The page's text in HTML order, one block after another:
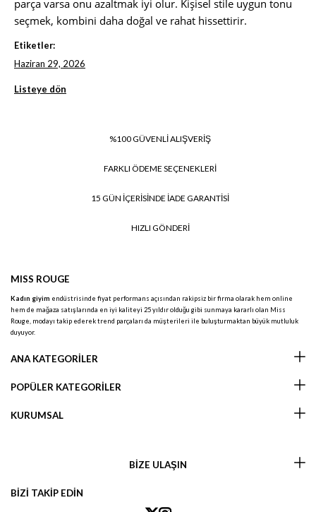
parça varsa onu azaltmak iyi olur. Kişisel stile uygun tonu
seçmek, kombini daha doğal ve rahat hissettirir.
Etiketler:
Haziran 29, 2026
Listeye dön
%100 GÜVENLİ ALIŞVERİŞ
FARKLI ÖDEME SEÇENEKLERİ
15 GÜN İÇERİSİNDE İADE GARANTİSİ
HIZLI GÖNDERİ
MISS ROUGE
Kadın giyim endüstrisinde fiyat performans açısından rakipsiz bir firma olarak hem online
hem de mağaza satışlarında en iyi kaliteyi 25 yıldır olduğu gibi sunmaya kararlı olan Miss
Rouge, modayı takip ederek trend parçaları da müşterileri ile buluşturmaktan büyük mutluluk
duyuyor.
ANA KATEGORİLER
POPÜLER KATEGORİLER
KURUMSAL
BİZE ULAŞIN
BİZİ TAKİP EDİN